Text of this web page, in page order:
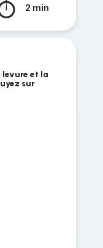
2 min
et la
sur